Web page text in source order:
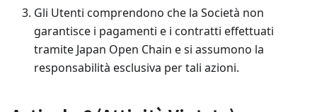
Gli Utenti comprendono che la Società non
garantisce i pagamenti e i contratti effettuati
tramite Japan Open Chain e si assumono la
responsabilità esclusiva per tali azioni.